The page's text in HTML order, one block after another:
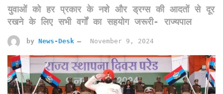
युवाओं को हर प्रकार के नशे और ड्रग्स की आदतों से दूर
रखने के लिए सभी वर्गों का सहयोग जरूरी- राज्यपाल
by News-Desk November 9, 2024